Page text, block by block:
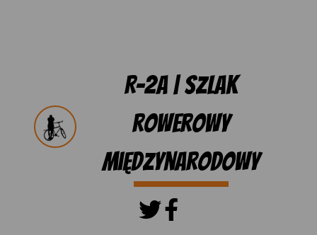
R-2a | Szlak
rowerowy
międzynarodowy